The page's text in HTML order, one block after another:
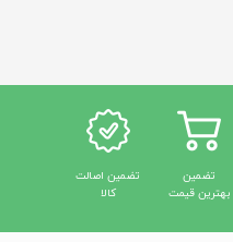
تضمین
بهترین قیمت
تضمین اصالت
کالا